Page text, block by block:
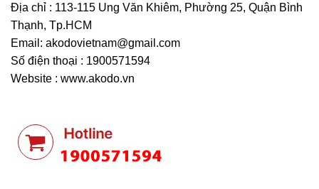
Địa chỉ : 113-115 Ung Văn Khiêm, Phường 25, Quận Bình
Thạnh, Tp.HCM
Email: akodovietnam@gmail.com
Số điện thoại : 1900571594
Website : www.akodo.vn